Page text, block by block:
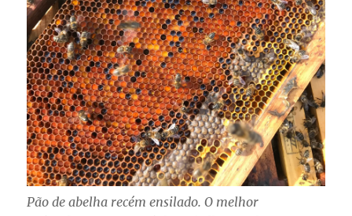
Pão de abelha recém ensilado. O melhor